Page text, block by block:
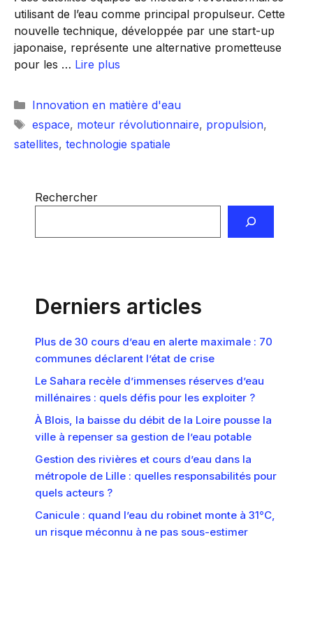
utilisant de l’eau comme principal propulseur. Cette
nouvelle technique, développée par une start-up
japonaise, représente une alternative prometteuse
pour les … Lire plus
Catégories
Innovation en matière d'eau
Étiquettes
espace, moteur révolutionnaire, propulsion,
satellites, technologie spatiale
Rechercher
Derniers articles
Plus de 30 cours d’eau en alerte maximale : 70
communes déclarent l’état de crise
Le Sahara recèle d’immenses réserves d’eau
millénaires : quels défis pour les exploiter ?
À Blois, la baisse du débit de la Loire pousse la
ville à repenser sa gestion de l’eau potable
Gestion des rivières et cours d’eau dans la
métropole de Lille : quelles responsabilités pour
quels acteurs ?
Canicule : quand l’eau du robinet monte à 31°C,
un risque méconnu à ne pas sous-estimer